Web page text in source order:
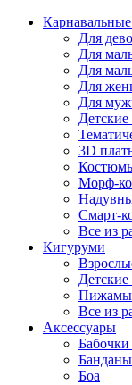
Для
Для
Для
Для
Для
3D
Морф-
Смарт-
Все из
Кигуруми
Пижамы
Все из
Аксессуары
Бабочки
Банданы
Боа